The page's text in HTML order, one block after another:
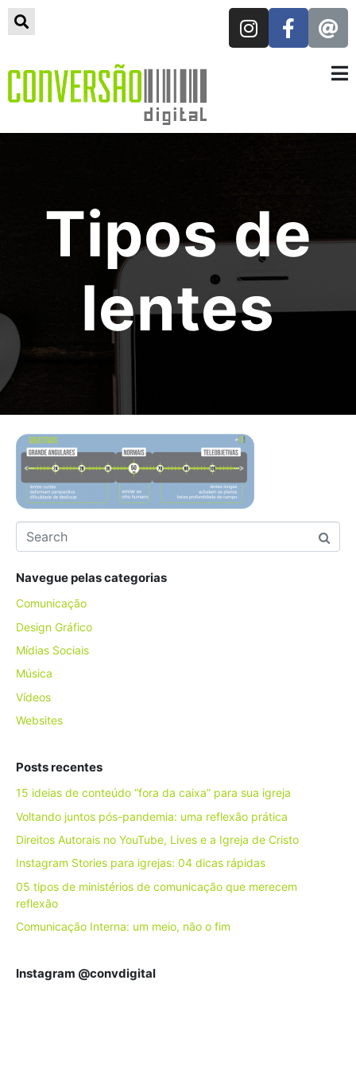
Tipos de
lentes
Navegue pelas categorias
Comunicação
Design Gráfico
Mídias Sociais
Música
Vídeos
Websites
Posts recentes
15 ideias de conteúdo “fora da caixa” para sua igreja
Voltando juntos pós-pandemia: uma reflexão prática
Direitos Autorais no YouTube, Lives e a Igreja de Cristo
Instagram Stories para igrejas: 04 dicas rápidas
05 tipos de ministérios de comunicação que merecem
reflexão
Comunicação Interna: um meio, não o fim
Instagram @convdigital